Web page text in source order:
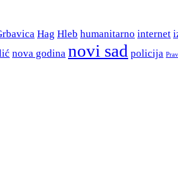
Hag Hleb humanitarno internet
nova godina novi sad policija